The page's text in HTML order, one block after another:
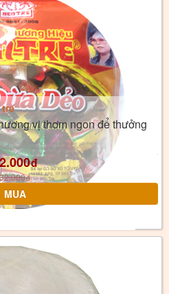
vị thơm ngon để thưởng
đ
32.000đ